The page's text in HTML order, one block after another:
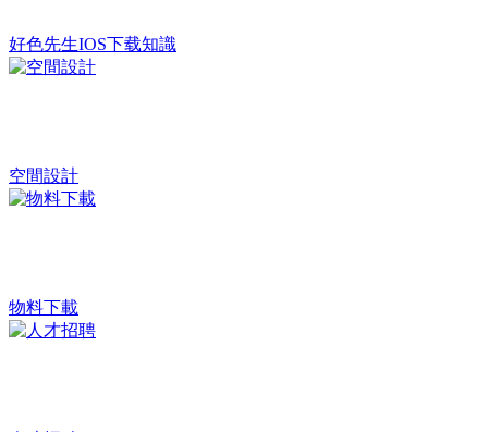
好色先生IOS下载知識
空間設計
物料下載